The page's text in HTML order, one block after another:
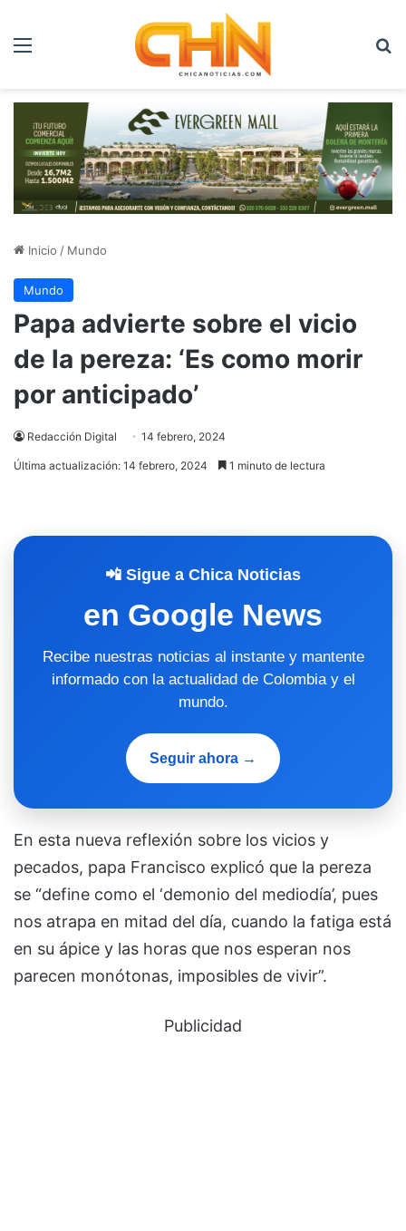
Menú
Inicio / Mundo
Mundo
Papa advierte sobre el vicio
de la pereza: ‘Es como morir
por anticipado’
Redacción Digital 14 febrero, 2024
Última actualización: 14 febrero, 2024 1 minuto de lectura
📲 Sigue a Chica Noticias
en Google News
Recibe nuestras noticias al instante y mantente
informado con la actualidad de Colombia y el
mundo.
Seguir ahora →
En esta nueva reflexión sobre los vicios y
pecados, papa Francisco explicó que la pereza
se “define como el ‘demonio del mediodía’, pues
nos atrapa en mitad del día, cuando la fatiga está
en su ápice y las horas que nos esperan nos
parecen monótonas, imposibles de vivir”.
Publicidad